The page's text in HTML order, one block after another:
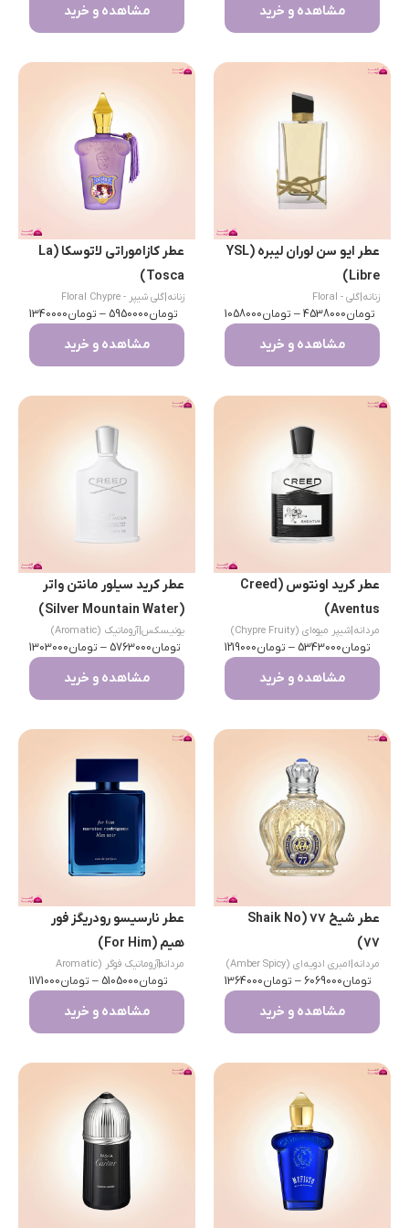
مشاهده و خرید مشاهده و خرید
عطر ایو سن لوران لیبره (YSL
Libre)
زنانه گلی - Floral
تومان4538000
– تومان1058000
مشاهده و خرید
عطر کازاموراتی لاتوسکا (La
Tosca)
زنانه گلی شیپر - Floral Chypre
تومان5950000
– تومان1340000
مشاهده و خرید
عطر کرید اونتوس (Creed
Aventus)
مردانه شیپر میوه‌ای (Chypre Fruity)
تومان5343000
– تومان1219000
مشاهده و خرید
عطر کرید سیلور مانتن واتر
(Silver Mountain Water)
یونیسکس آروماتیک (Aromatic)
تومان5763000
– تومان1303000
مشاهده و خرید
عطر شیخ ۷۷ (Shaik No
77)
مردانه امبری ادویه‌ای (Amber Spicy)
تومان6069000
– تومان1364000
مشاهده و خرید
عطر نارسیسو رودریگز فور
هیم (For Him)
مردانه
|
آروماتیک فوگر (Aromatic
Fougère)
تومان5105000
– تومان1171000
مشاهده و خرید